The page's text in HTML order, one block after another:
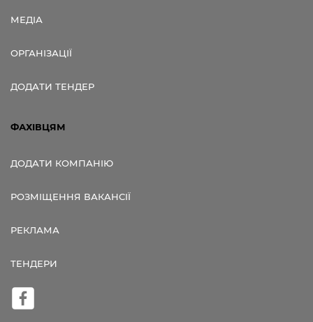
МЕДІА
ОРГАНІЗАЦІЇ
ДОДАТИ ТЕНДЕР
ФАХІВЦЯМ
ДОДАТИ КОМПАНІЮ
РОЗМІЩЕННЯ ВАКАНСІЇ
РЕКЛАМА
ТЕНДЕРИ